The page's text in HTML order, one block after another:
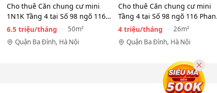
Cho thuê Căn chung cư mini
1N1K Tầng 4 tại Số 98 ngõ 116
Phan Kế Bính, Ba Đình.…
6.5 triệu/tháng
50m²
Quận Ba Đình, Hà Nội
Cho thuê Căn chung cư mini
Tầng 4 tại Số 98 ngõ 116 Phan
Kế Bính, Cống Vị, Ba…
4 triệu/tháng
26m²
Quận Ba Đình, Hà Nội